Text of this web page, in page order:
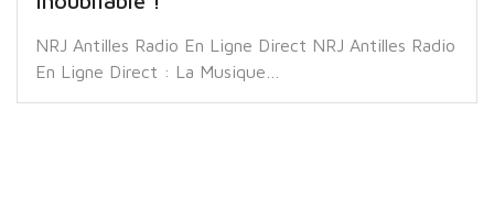
NRJ Antilles Radio En Ligne Direct NRJ Antilles Radio
En Ligne Direct : La Musique…